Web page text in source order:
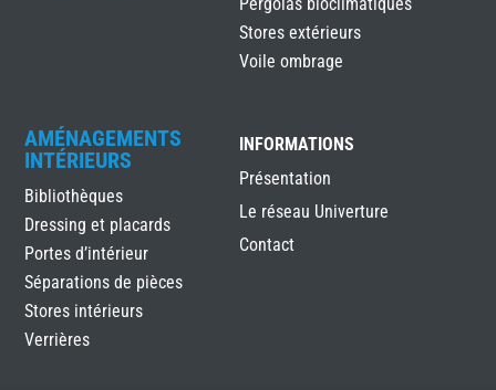
Stores extérieurs
Voile ombrage
AMÉNAGEMENTS
INTÉRIEURS
Bibliothèques
Dressing et placards
Portes d’intérieur
Séparations de pièces
Stores intérieurs
Verrières
INFORMATIONS
Présentation
Le réseau Univerture
Contact